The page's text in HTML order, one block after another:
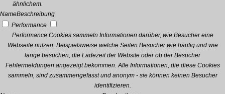
ähnlichem.
NameBeschreibung
Performance
Performance Cookies sammeln Informationen darüber, wie Besucher eine
Webseite nutzen. Beispielsweise welche Seiten Besucher wie häufig und wie
lange besuchen, die Ladezeit der Website oder ob der Besucher
Fehlermeldungen angezeigt bekommen. Alle Informationen, die diese Cookies
sammeln, sind zusammengefasst und anonym - sie können keinen Besucher
identifizieren.